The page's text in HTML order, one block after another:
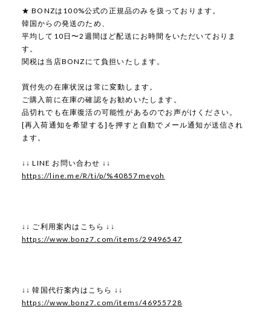
★ BONZは100%公式の正規品のみを扱っております。
韓国からの発送のため、
平均して10日〜2週間ほど配送にお時間をいただいておりま
す。
関税は当店BONZにて負担いたします。
買付先の在庫状況は常に変動します。
ご購入前に在庫の確認をお勧めいたします。
品切れでも在庫復活の可能性があるのでお声がけください。
[再入荷通知を希望する]を押すと自動でメール通知が送信され
ます。
↓↓ LINE お問い合わせ ↓↓
https://line.me/R/ti/p/%40857meyoh
↓↓ ご利用案内はこちら ↓↓
https://www.bonz7.com/items/29496547
↓↓ 韓国代行案内はこちら ↓↓
https://www.bonz7.com/items/46955728